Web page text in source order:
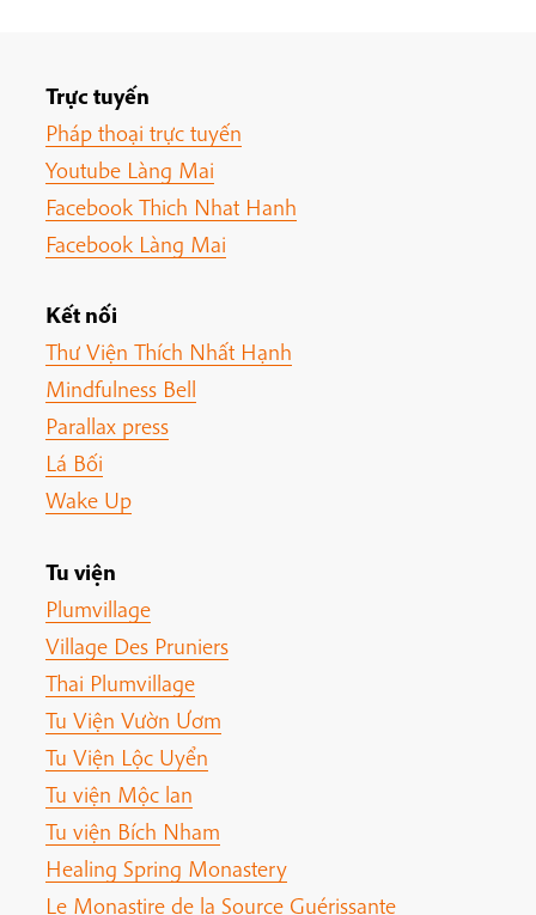
Trực tuyến
Pháp thoại trực tuyến
Youtube Làng Mai
Facebook Thich Nhat Hanh
Facebook Làng Mai
Kết nối
Thư Viện Thích Nhất Hạnh
Mindfulness Bell
Parallax press
Lá Bối
Wake Up
Tu viện
Plumvillage
Village Des Pruniers
Thai Plumvillage
Tu Viện Vườn Ươm
Tu Viện Lộc Uyển
Tu viện Mộc lan
Tu viện Bích Nham
Healing Spring Monastery
Le Monastire de la Source Guérissante